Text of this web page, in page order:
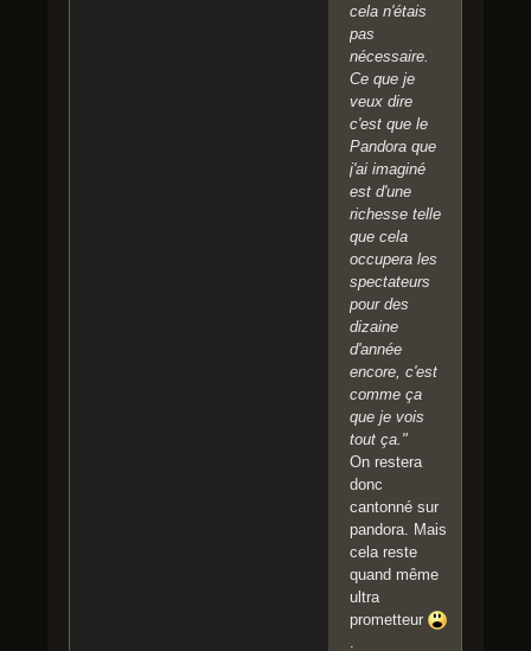
cela n'étais
pas
nécessaire.
Ce que je
veux dire
c'est que le
Pandora que
j'ai imaginé
est d'une
richesse telle
que cela
occupera les
spectateurs
pour des
dizaine
d'année
encore, c'est
comme ça
que je vois
tout ça."
On restera
donc
cantonné sur
pandora. Mais
cela reste
quand même
ultra
prometteur